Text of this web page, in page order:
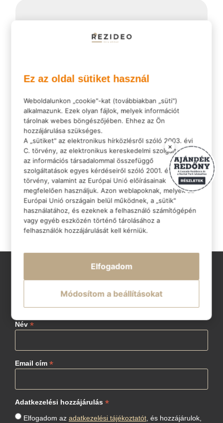
Szeretne köszönetet mondani a
folyamatban részt vevő kollégáknak
vagy szakembereknek?
Igen
Nem
Név *
Email cím *
Adatkezelési hozzájárulás *
Elfogadom az adatkezelési tájékoztatót , és hozzájárulok,
×
Ez az oldal sütiket használ
Weboldalunkon „cookie"-kat (továbbiakban „süti")
alkalmazunk. Ezek olyan fájlok, melyek információt
tárolnak webes böngészőjében. Ehhez az Ön
hozzájárulása szükséges.
A „sütiket" az elektronikus hírközlésről szóló 2003. évi
C. törvény, az elektronikus kereskedelmi szolgáltatások,
az információs társadalommal összefüggő
szolgáltatások egyes kérdéseiről szóló 2001. évi CVIII.
törvény, valamint az Európai Unió előírásainak
megfelelően használjuk. Azon weblapoknak, melyek az
Európai Unió országain belül működnek, a „sütik"
használatához, és ezeknek a felhasználó számítógépén
vagy egyéb eszközén történő tárolásához a
felhasználók hozzájárulását kell kérniük.
Elfogadom
Módosítom a beállításokat